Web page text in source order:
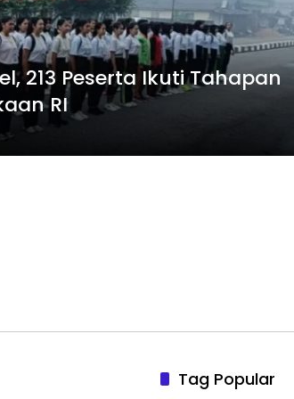
213 Peserta Ikuti Tahapan
RI
Tag Popular